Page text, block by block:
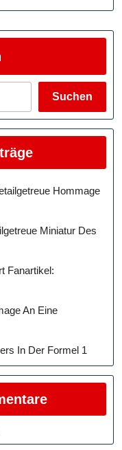
Suchen
Hommage
Miniatur Des
Fanartikel:
An Eine
In Der Formel 1